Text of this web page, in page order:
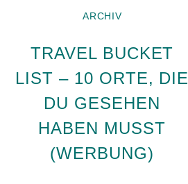
ARCHIV
TRAVEL BUCKET
LIST – 10 ORTE, DIE
DU GESEHEN
HABEN MUSST
(WERBUNG)